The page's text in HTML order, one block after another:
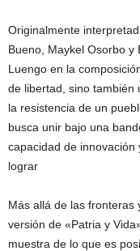
Originalmente
Bueno, Maykel Osorbo y
Luengo en la
de libertad, sino también
la resistencia de un
busca unir bajo una
capacidad de
lograr
Más allá de las fronteras
versión de «Patria y
muestra de lo que es